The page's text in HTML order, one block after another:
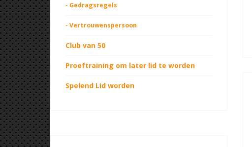
- Gedragsregels
- Vertrouwenspersoon
Club van 50
Proeftraining om later lid te worden
Spelend Lid worden